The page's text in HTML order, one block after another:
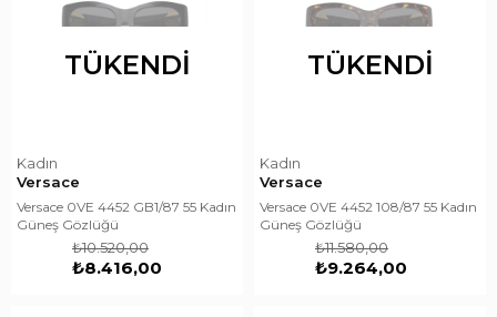
TÜKENDI
Kadın
Versace
Versace 0VE 4452 GB1/87 55 Kadın
Güneş Gözlüğü
₺8.416,00
₺10.520,00
TÜKENDI
Kadın
Versace
Versace 0VE 4452 108/87 55 Kadın
Güneş Gözlüğü
₺9.264,00
₺11.580,00